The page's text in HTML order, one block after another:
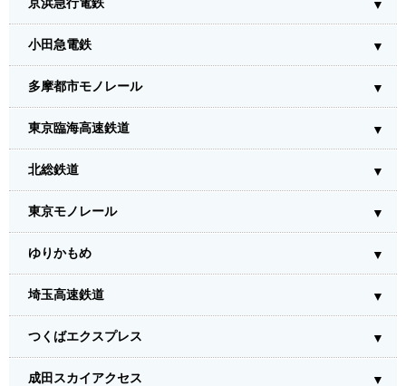
小田急電鉄
多摩都市モノレール
東京臨海高速鉄道
北総鉄道
東京モノレール
ゆりかもめ
埼玉高速鉄道
つくばエクスプレス
成田スカイアクセス